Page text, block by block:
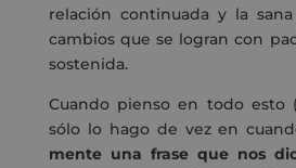
relación continuada y la
cambios que se logran con
sostenida.
Cuando pienso en todo esto
sólo lo hago de vez en
mente una frase que nos